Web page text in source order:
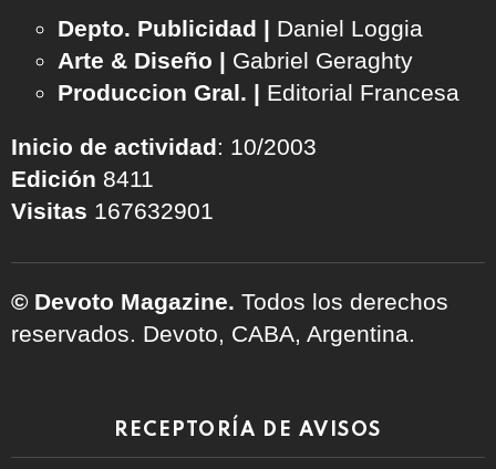
Depto. Publicidad | Daniel Loggia
Arte & Diseño | Gabriel Geraghty
Produccion Gral. | Editorial Francesa
Inicio de actividad: 10/2003
Edición 8411
Visitas 167632901
© Devoto Magazine. Todos los derechos
reservados. Devoto, CABA, Argentina.
RECEPTORÍA DE AVISOS